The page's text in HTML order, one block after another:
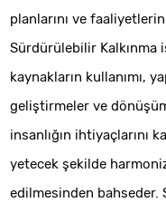
planlarını ve
Sürdürülebilir Kalkınma
kaynakların kullanımı,
geliştirmeler ve
insanlığın ihtiyaçlarını
yetecek şekilde
edilmesinden